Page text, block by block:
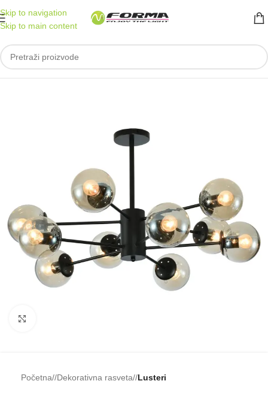
Skip to navigation
Skip to main content
Početna/ Dekorativna rasveta/ Lusteri